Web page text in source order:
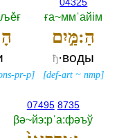
04325
ға~ммˈайiм
הַ:מַּ֣יִם
ђ·воды
[def-art ~nmp]
pr-p]
07495 8735
βә~йэ:рˈа:фәъў